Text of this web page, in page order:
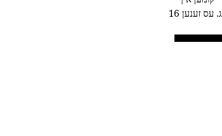
דיספּאָוזאַבאַל און ריוזאַבאַל. די קאַנטיינערז זענען אַ דאָזע פון קאַווע אין זייַן פּאַקקאַגינג. עס זענען 16